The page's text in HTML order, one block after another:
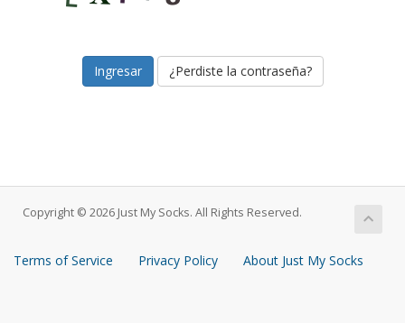
¿Perdiste la contraseña?
Copyright © 2026 Just My Socks. All Rights Reserved.
Terms of Service Privacy Policy About Just My Socks